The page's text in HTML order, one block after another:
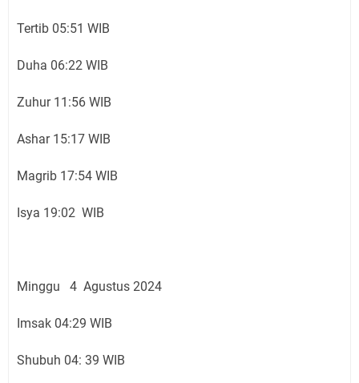
Tertib 05:51 WIB
Duha 06:22 WIB
Zuhur 11:56 WIB
Ashar 15:17 WIB
Magrib 17:54 WIB
Isya 19:02 WIB
Minggu 4 Agustus 2024
Imsak 04:29 WIB
Shubuh 04: 39 WIB